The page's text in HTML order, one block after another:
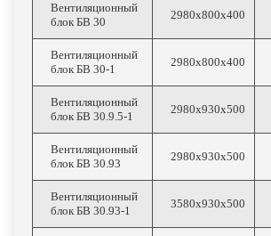
Вентиляционный
блок БВ 30
2980х800х400
Вентиляционный
блок БВ 30-1
2980х800х400
Вентиляционный
блок БВ 30.9.5-1
2980х930х500
Вентиляционный
блок БВ 30.93
2980х930х500
Вентиляционный
блок БВ 30.93-1
3580х930х500